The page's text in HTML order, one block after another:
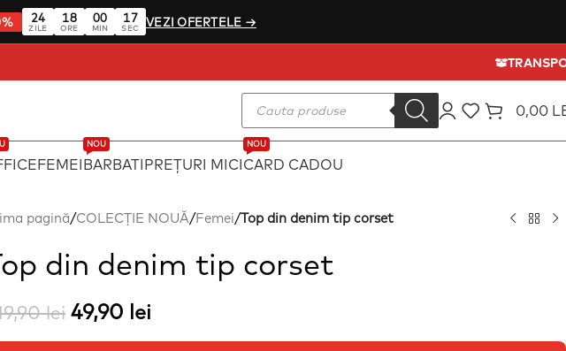
24
ZILE
18
ORE
00
MIN
17
SEC VEZI OFERTELE →
0,00
FEMEIBARBATI
NOU
PREȚURI MICICARD CADOU
NOU
pagină/COLECȚIE NOUĂ/Femei/Top din denim tip corset
din denim tip corset
lei 49,90 lei